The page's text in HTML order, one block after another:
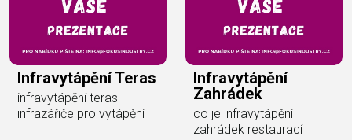
Infravytápění Teras
infravytápění teras -
infrazářiče pro vytápění
Infravytápění
Zahrádek
co je infravytápění
zahrádek restaurací